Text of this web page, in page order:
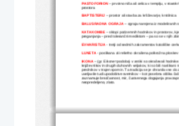
PASTOFORION – prvotno niša ali celica v templju, v
prostora
BAPTISTERIJ – prostor ali stavba za krščevanje, krstilnica
BALUSRADNA OGRAJA – ograja narejena iz modeliranih
KATAKOMBE – sklopi podzemnih hodnikov in prostorov,
preganjanja – pred tolerančnim ediktom – pa so se v njih
EVHARISTIJA - tretji od sedmih zakramentov katoliške
LUNETA - poslikana ali reliefno okrašena polkrožna ploskev
IKONA – (gr. Eikone=podoba) v antiki so okraševali
književnikov in drugih duhovnih veljakov, ki so bili naslikani
prednikov v trajen spomin. Ta tradicija se je ohranila vse do
uveljavile tudi upodobitve svetnikov – kot posebna oblika
zaznamuje brezčasnost, mir, čustvenega dogajanja
neopredeljeno, zlato.